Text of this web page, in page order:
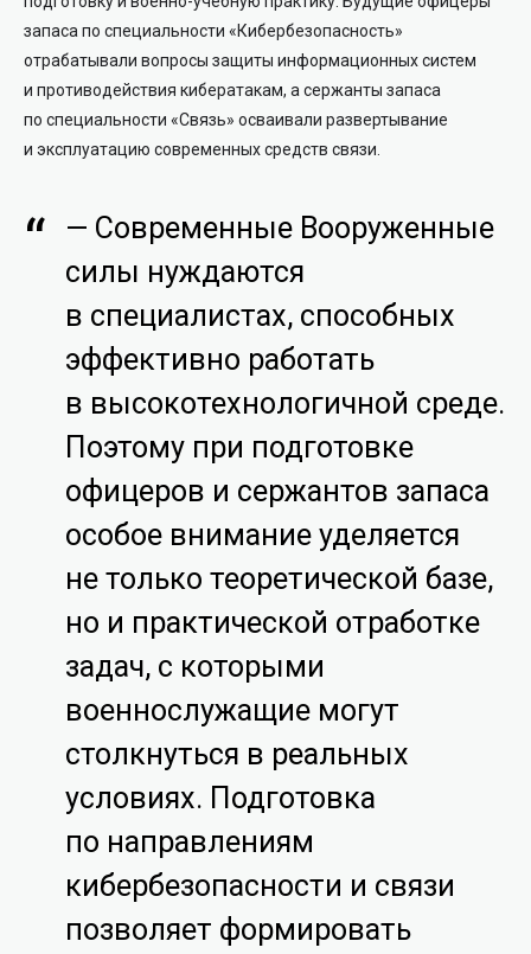
запаса по специальности «Кибербезопасность»
отрабатывали вопросы защиты информационных систем
и противодействия кибератакам, а сержанты запаса
по специальности «Связь» осваивали развертывание
и эксплуатацию современных средств связи.
— Современные Вооруженные
силы нуждаются
в специалистах, способных
эффективно работать
в высокотехнологичной среде.
Поэтому при подготовке
офицеров и сержантов запаса
особое внимание уделяется
не только теоретической базе,
но и практической отработке
задач, с которыми
военнослужащие могут
столкнуться в реальных
условиях. Подготовка
по направлениям
кибербезопасности и связи
позволяет формировать